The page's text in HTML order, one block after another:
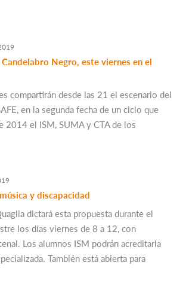
Negro, este viernes en el
compartirán desde las 21 el escenario del
en la segunda fecha de un ciclo que
2014 el ISM, SUMA y CTA de los
y discapacidad
dictará esta propuesta durante el
los días viernes de 8 a 12, con
Los alumnos ISM podrán acreditarla
También está abierta para